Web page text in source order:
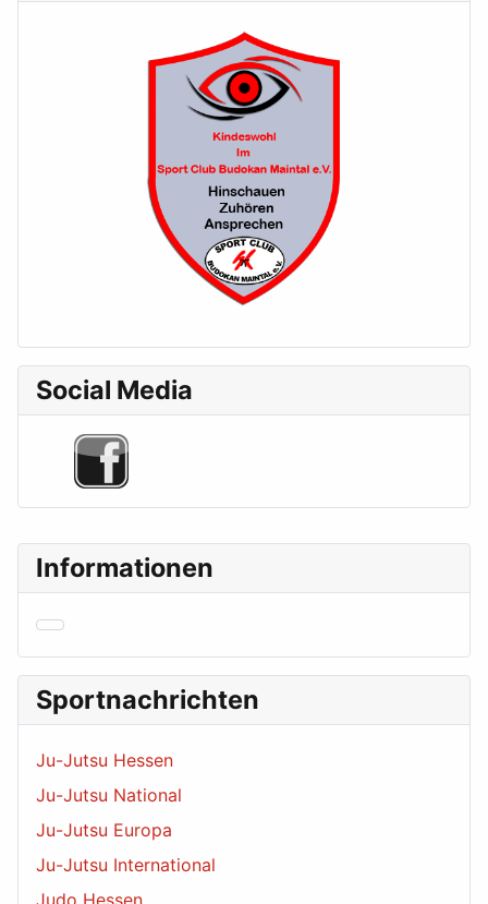
Informationen
Sportnachrichten
Ju-Jutsu Hessen
Ju-Jutsu National
Ju-Jutsu Europa
Ju-Jutsu International
Judo Hessen
Social Media